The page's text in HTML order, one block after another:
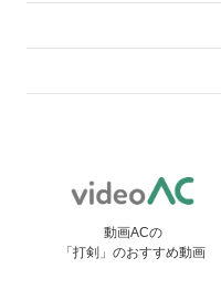
動画ACの
「打剣」のおすすめ動画